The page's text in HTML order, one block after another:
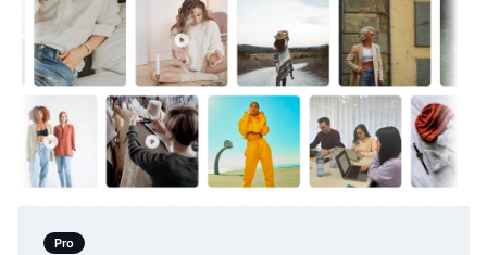
Pro